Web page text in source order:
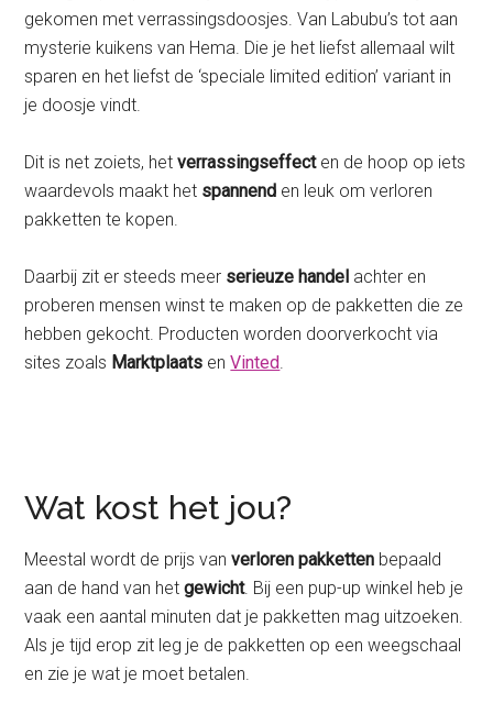
gekomen met verrassingsdoosjes. Van Labubu’s tot aan
mysterie kuikens van Hema. Die je het liefst allemaal wilt
sparen en het liefst de ‘speciale limited edition’ variant in
je doosje vindt.
Dit is net zoiets, hetverrassingseffect en de hoop op iets
waardevols maakt het spannend en leuk om verloren
pakketten te kopen.
Daarbij zit er steeds meer serieuze handel achter en
proberen mensen winst te maken op de pakketten die ze
hebben gekocht. Producten worden doorverkocht via
sites zoals Marktplaats enVinted.
Wat kost het jou?
Meestal wordt de prijs vanverloren pakketten bepaald
aan de hand van hetgewicht. Bij een pup-up winkel heb je
vaak een aantal minuten dat je pakketten mag uitzoeken.
Als je tijd erop zit leg je de pakketten op een weegschaal
en zie je wat je moet betalen.